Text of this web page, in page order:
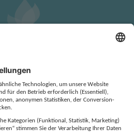
KONTAKT
DATENSCHUTZ
IMPRESSUM